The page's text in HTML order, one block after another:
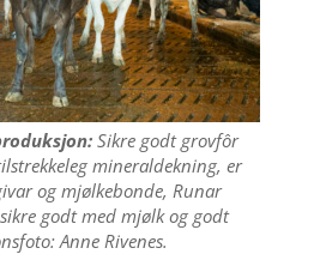
Sikre godt grovfôr
mineraldekning, er
og mjølkebonde, Runar
godt med mjølk og godt
Anne Rivenes.